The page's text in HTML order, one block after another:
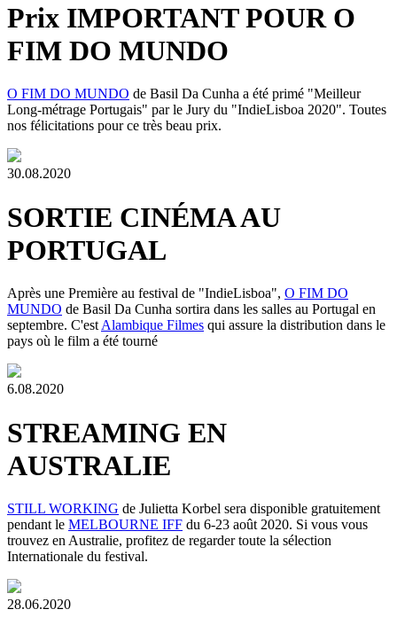
Prix IMPORTANT POUR O
FIM DO MUNDO
O FIM DO MUNDO de Basil Da Cunha a été primé "Meilleur
Long-métrage Portugais" par le Jury du "IndieLisboa 2020". Toutes
nos félicitations pour ce très beau prix.
30.08.2020
SORTIE CINÉMA AU
PORTUGAL
Après une Première au festival de "IndieLisboa", O FIM DO
MUNDO de Basil Da Cunha sortira dans les salles au Portugal en
septembre. C'est Alambique Filmes qui assure la distribution dans le
pays où le film a été tourné
6.08.2020
STREAMING EN
AUSTRALIE
STILL WORKING de Julietta Korbel sera disponible gratuitement
pendant le MELBOURNE IFF du 6-23 août 2020. Si vous vous
trouvez en Australie, profitez de regarder toute la sélection
Internationale du festival.
28.06.2020